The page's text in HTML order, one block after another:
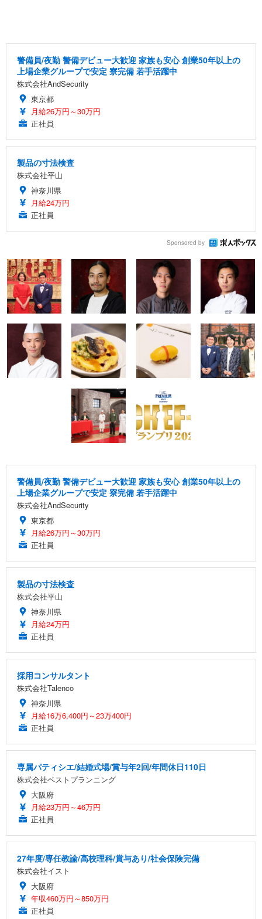
警備員/夜勤 警備デビュー大歓迎 家族も安心 創業50年以上の
上場企業グループで安定 寮完備 若手活躍中
株式会社AndSecurity
東京都
月給26万円～30万円
正社員
製品の寸法検査
株式会社平山
神奈川県
月給24万円
正社員
Sponsored by
警備員/夜勤 警備デビュー大歓迎 家族も安心 創業50年以上の
上場企業グループで安定 寮完備 若手活躍中
株式会社AndSecurity
東京都
月給26万円～30万円
正社員
製品の寸法検査
株式会社平山
神奈川県
月給24万円
正社員
採用コンサルタント
株式会社Talenco
神奈川県
月給16万6,400円～23万400円
正社員
専属パティシエ/結婚式場/賞与年2回/年間休日110日
株式会社ベストプランニング
大阪府
月給23万円～46万円
正社員
27年度/専任教諭/高校理科/賞与あり/社会保険完備
株式会社イスト
大阪府
年収460万円～850万円
正社員